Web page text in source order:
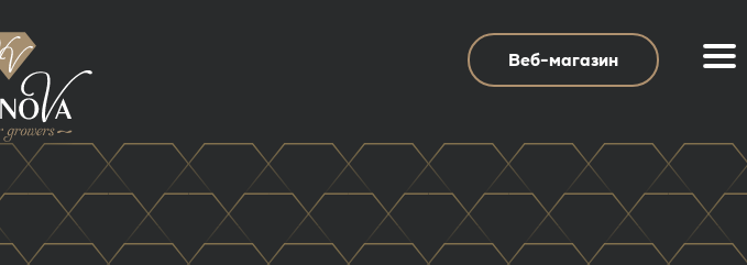
Веб-магазин